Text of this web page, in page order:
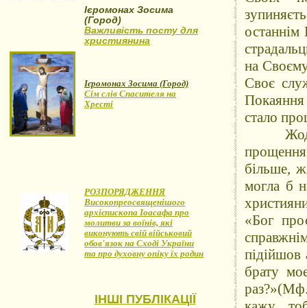
Ієромонах Зосима
(Город)
Важливість посту для
християнина
Ієромонах Зосима (Город)
Сім слів Спасителя на
Хресті
РОЗПОРЯДЖЕННЯ
Високопреосвященішого
архієпископа Іоасафа про
молитви за воїнів, які
виконують свій військовий
обов'язок на Сході України
та про духовну опіку їх родин
ІНШІ ПУБЛІКАЦІЇ
на
Своє
стало
Жодне
прощення
більше,
могла б
«Бог
підійшов
брату